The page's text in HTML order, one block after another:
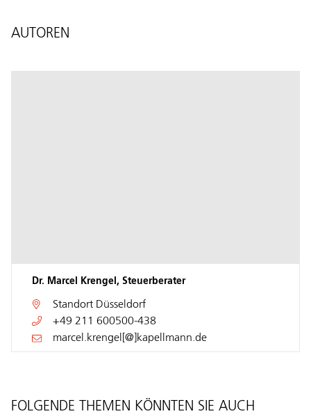
AUTOREN
Dr. Marcel Krengel, Steuerberater
Standort Düsseldorf
+49 211 600500-438
marcel.krengel[@]kapellmann.de
FOLGENDE THEMEN KÖNNTEN SIE AUCH